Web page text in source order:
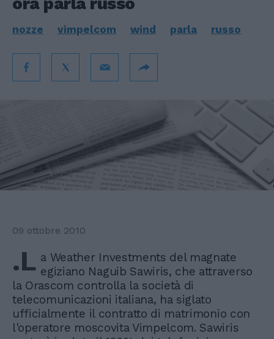
nozze vimpelcom wind parla russo
09 ottobre 2010
.L a Weather Investments del magnate
egiziano Naguib Sawiris, che attraverso
la Orascom controlla la società di
telecomunicazioni italiana, ha siglato
ufficialmente il contratto di matrimonio con
l'operatore moscovita Vimpelcom. Sawiris